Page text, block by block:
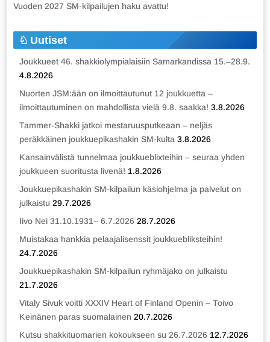
Vuoden 2027 SM-kilpailujen haku avattu!
Uutiset
Joukkueet 46. shakkiolympialaisiin Samarkandissa 15.–28.9.
4.8.2026
Nuorten JSM:ään on ilmoittautunut 12 joukkuetta –
ilmoittautuminen on mahdollista vielä 9.8. saakka! 3.8.2026
Tammer-Shakki jatkoi mestaruusputkeaan – neljäs
peräkkäinen joukkuepikashakin SM-kulta 3.8.2026
Kansainvälistä tunnelmaa joukkueblixteihin – seuraa yhden
joukkueen suoritusta livenä! 1.8.2026
Joukkuepikashakin SM-kilpailun käsiohjelma ja palvelut on
julkaistu 29.7.2026
Iivo Nei 31.10.1931– 6.7.2026 28.7.2026
Muistakaa hankkia pelaajalisenssit joukkuebliksteihin!
24.7.2026
Joukkuepikashakin SM-kilpailun ryhmäjako on julkaistu
21.7.2026
Vitaly Sivuk voitti XXXIV Heart of Finland Openin – Toivo
Keinänen paras suomalainen 20.7.2026
Kutsu shakkituomarien kokoukseen su 26.7.2026 12.7.2026